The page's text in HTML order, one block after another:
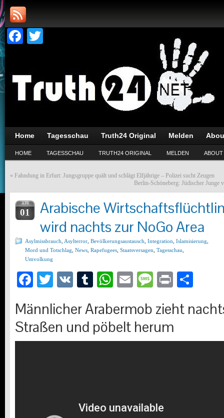
Facebook
Home Tagesschau Truth24 Original Melden
HOME TAGESSCHAU TRUTH24 ORIGINAL MELDEN ABOUT
« Fahndung in Erfurt: Jungsgruppe quält und schlägt Elfjährige – Polizei sucht Zeugen
Berlin-Schöneberg: Jüdischer Junge
APR
01
Arabische
wird nachts zur NoGo Area
Asylmissbrauch Asylterror Bevölkerungsaustausch Integration Islamisierung
Mord und Totschlag News Rapefugees Staatsversagen Tagesschau
Umvolkung
Facebook
Twitter
VK Tumblr
WhatsApp
EmailMessage
Print
Männlicher Arabermob zieht
Straßen und pöbelt herum